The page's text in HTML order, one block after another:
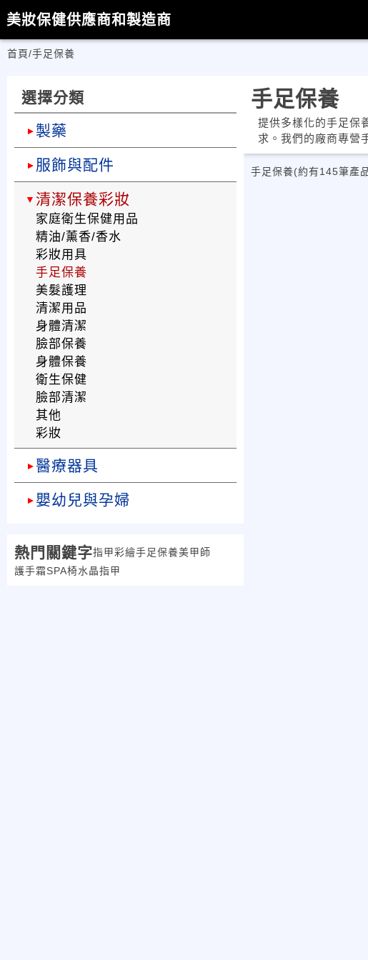
美妝保健供應商和製造商
首頁/手足保養
手足保養
提供多樣化的手足保
求。我們的廠商專營
手足保養(約有145筆產
選擇分類
製藥
服飾與配件
清潔保養彩妝
家庭衛生保健用品
精油/薰香/香水
彩妝用具
手足保養
美髮護理
清潔用品
身體清潔
臉部保養
身體保養
衛生保健
臉部清潔
其他
彩妝
醫療器具
嬰幼兒與孕婦
熱門關鍵字指甲彩繪手足保養美甲師
護手霜SPA椅水晶指甲